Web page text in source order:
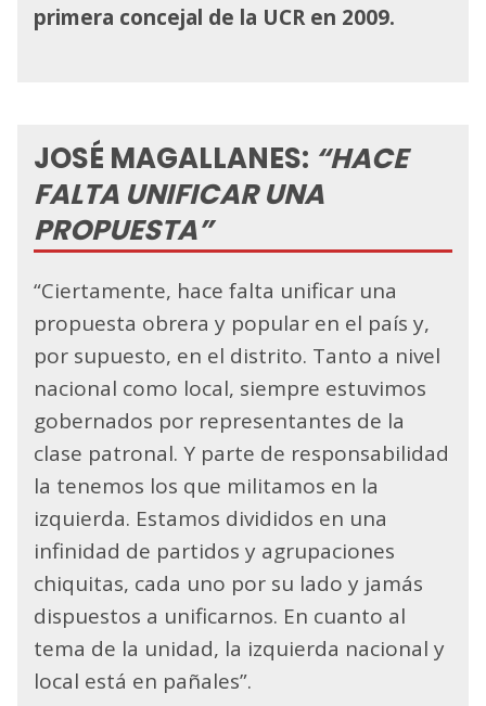
primera concejal de la UCR en 2009.
JOSÉ MAGALLANES: “HACE
FALTA UNIFICAR UNA
PROPUESTA”
“Ciertamente, hace falta unificar una
propuesta obrera y popular en el país y,
por supuesto, en el distrito. Tanto a nivel
nacional como local, siempre estuvimos
gobernados por representantes de la
clase patronal. Y parte de responsabilidad
la tenemos los que militamos en la
izquierda. Estamos divididos en una
infinidad de partidos y agrupaciones
chiquitas, cada uno por su lado y jamás
dispuestos a unificarnos. En cuanto al
tema de la unidad, la izquierda nacional y
local está en pañales”.